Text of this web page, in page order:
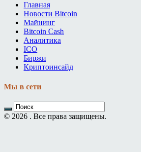
Главная
Новости Bitcoin
Майнинг
Bitcoin Cash
Аналитика
ICO
Биржи
Криптоинсайд
Мы в сети
© 2026 . Все права защищены.